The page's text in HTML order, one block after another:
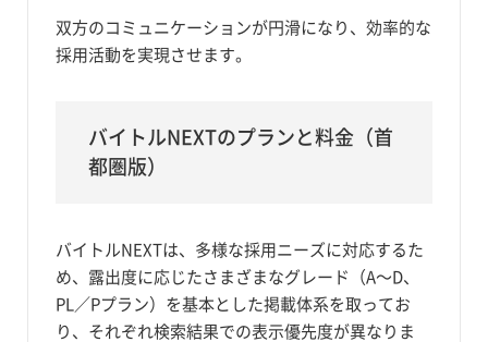
双方のコミュニケーションが円滑になり、効率的な
採用活動を実現させます。
バイトルNEXTのプランと料金（首
都圏版）
バイトルNEXTは、多様な採用ニーズに対応するた
め、露出度に応じたさまざまなグレード（A〜D、
PL／Pプラン）を基本とした掲載体系を取ってお
り、それぞれ検索結果での表示優先度が異なりま